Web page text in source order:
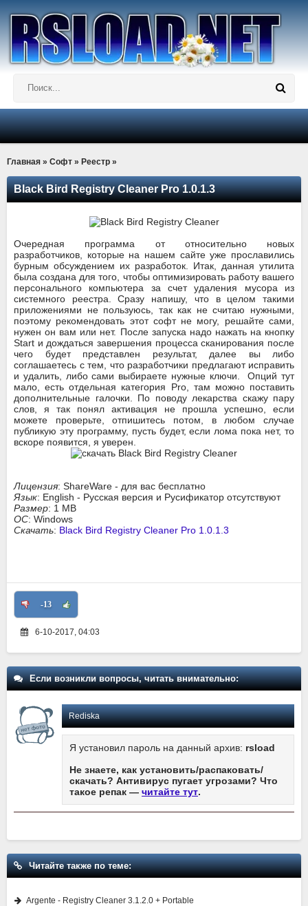
Главная » Софт » Реестр »
Black Bird Registry Cleaner Pro 1.0.1.3
Очередная программа от относительно новых
разработчиков, которые на нашем сайте уже прославились
бурным обсуждением их разработок. Итак, данная утилита
была создана для того, чтобы оптимизировать работу вашего
персонального компьютера за счет удаления мусора из
системного реестра. Сразу напишу, что в целом такими
приложениями не пользуюсь, так как не считаю нужными,
поэтому рекомендовать этот софт не могу, решайте сами,
нужен он вам или нет. После запуска надо нажать на кнопку
Start и дождаться завершения процесса сканирования после
чего будет представлен результат, далее вы либо
соглашаетесь с тем, что разработчики предлагают исправить
и удалить, либо сами выбираете нужные ключи. Опций тут
мало, есть отдельная категория Pro, там можно поставить
дополнительные галочки. По поводу лекарства скажу пару
слов, я так понял активация не прошла успешно, если
можете проверьте, отпишитесь потом, в любом случае
публикую эту программу, пусть будет, если лома пока нет, то
вскоре появится, я уверен.
Лицензия: ShareWare - для вас бесплатно
Язык: English - Русская версия и Русификатор отсутствуют
Размер: 1 MB
ОС: Windows
Скачать: Black Bird Registry Cleaner Pro 1.0.1.3
-13
6-10-2017, 04:03
Если возникли вопросы, читать внимательно:
Rediska
Я установил пароль на данный архив: rsload
Не знаете, как установить/распаковать/
скачать? Антивирус пугает угрозами? Что
такое репак — читайте тут.
Читайте также по теме:
Argente - Registry Cleaner 3.1.2.0 + Portable